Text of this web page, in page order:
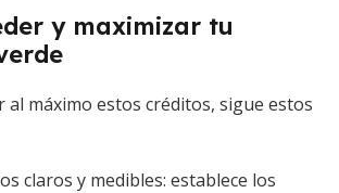
y maximizar tu
al máximo estos créditos, sigue estos
claros y medibles: establece los